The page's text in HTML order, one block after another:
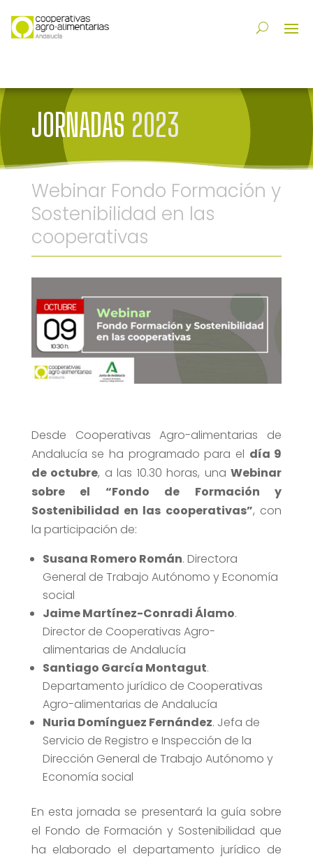
JORNADAS 2023
Webinar Fondo Formación y
Sostenibilidad en las
cooperativas
Desde Cooperativas Agro-alimentarias de
Andalucía se ha programado para el día 9
de octubre, a las 10.30 horas, unaWebinar
sobre el “Fondo de Formación y
Sostenibilidad en las cooperativas”, con
la participación de:
Susana Romero Román. Directora
General de Trabajo Autónomo y Economía
social
Jaime Martínez-Conradi Álamo.
Director de Cooperativas Agro-
alimentarias de Andalucía
Santiago García Montagut.
Departamento jurídico de Cooperativas
Agro-alimentarias de Andalucía
Nuria Domínguez Fernández. Jefa de
Servicio de Registro e Inspección de la
Dirección General de Trabajo Autónomo y
Economía social
En esta jornada se presentará la guía sobre
el Fondo de Formación y Sostenibilidad que
ha elaborado el departamento jurídico de